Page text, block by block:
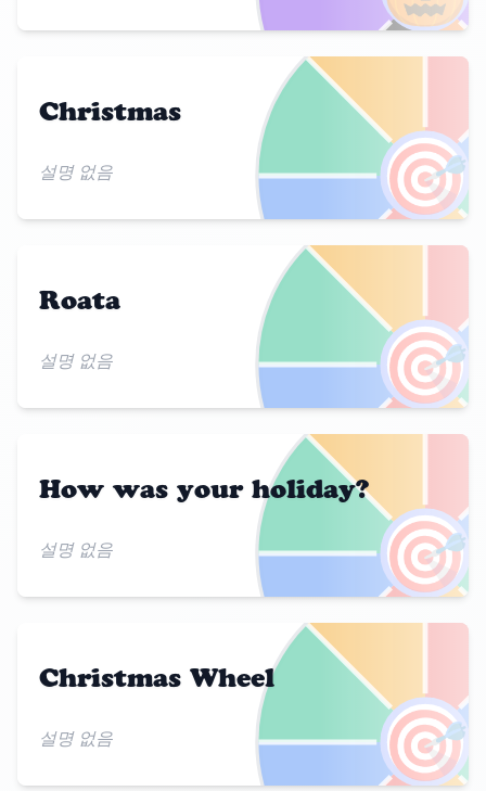
🎯
Christmas
설명 없음
🎯
Roata
설명 없음
🎯
How was your holiday?
설명 없음
🎯
Christmas Wheel
설명 없음